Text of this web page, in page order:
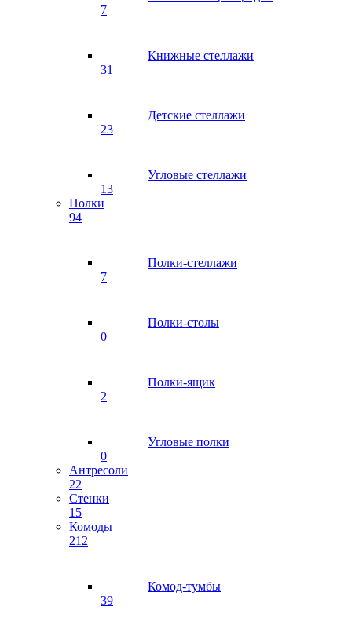
7
Книжные стеллажи
31
Детские стеллажи
23
Угловые стеллажи
13
Полки
94
Полки-стеллажи
7
Полки-столы
0
Полки-ящик
2
Угловые полки
0
Антресоли
22
Стенки
15
Комоды
212
Комод-тумбы
39